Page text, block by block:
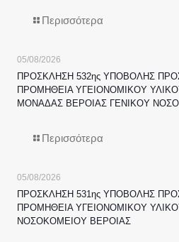
Περισσότερα
05/08/2026
ΠΡΟΣΚΛΗΣΗ 532ης ΥΠΟΒΟΛΗΣ
ΠΡΟΜΗΘΕΙΑ ΥΓΕΙΟΝΟΜΙΚΟΥ
ΜΟΝΑΔΑΣ ΒΕΡΟΙΑΣ ΓΕΝΙΚΟΥ
Περισσότερα
05/08/2026
ΠΡΟΣΚΛΗΣΗ 531ης ΥΠΟΒΟΛΗΣ
ΠΡΟΜΗΘΕΙΑ ΥΓΕΙΟΝΟΜΙΚΟΥ
ΝΟΣΟΚΟΜΕΙΟΥ ΒΕΡΟΙΑΣ